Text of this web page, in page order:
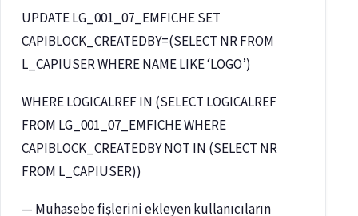
UPDATE LG_001_07_EMFICHE SET
CAPIBLOCK_CREATEDBY=(SELECT NR FROM
L_CAPIUSER WHERE NAME LIKE ‘LOGO’)
WHERE LOGICALREF IN (SELECT LOGICALREF
FROM LG_001_07_EMFICHE WHERE
CAPIBLOCK_CREATEDBY NOT IN (SELECT NR
FROM L_CAPIUSER))
— Muhasebe fişlerini ekleyen kullanıcıların